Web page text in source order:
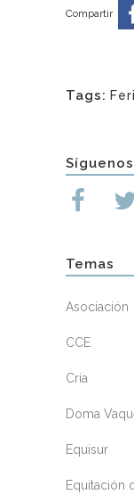
Compartir
Tags:
Síguenos
Temas
Asociación
CCE
Cría
Doma
Equisur
Equitación